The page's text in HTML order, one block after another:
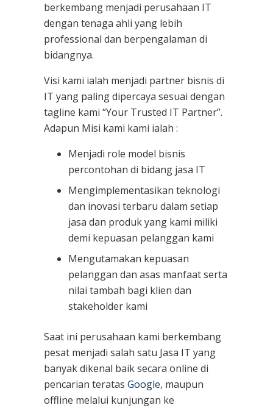
berkembang menjadi perusahaan IT
dengan tenaga ahli yang lebih
professional dan berpengalaman di
bidangnya.
Visi kami ialah menjadi partner bisnis di
IT yang paling dipercaya sesuai dengan
tagline kami “Your Trusted IT Partner”.
Adapun Misi kami kami ialah :
Menjadi role model bisnis
percontohan di bidang jasa IT
Mengimplementasikan teknologi
dan inovasi terbaru dalam setiap
jasa dan produk yang kami miliki
demi kepuasan pelanggan kami
Mengutamakan kepuasan
pelanggan dan asas manfaat serta
nilai tambah bagi klien dan
stakeholder kami
Saat ini perusahaan kami berkembang
pesat menjadi salah satu Jasa IT yang
banyak dikenal baik secara online di
pencarian teratas Google, maupun
offline melalui kunjungan ke